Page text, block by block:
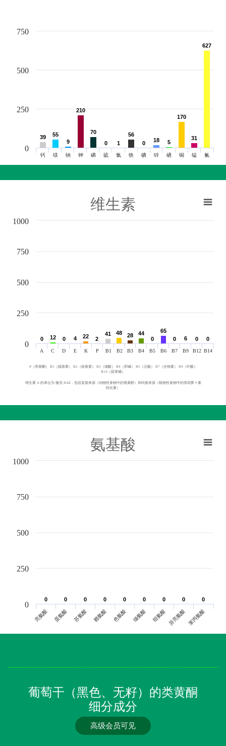
39
39 55
55
9
9
210
210
70
70
0
0 1
1
56
56
0
0 18
18 5
5
170
170
31
31
627
627
钙 镁 钠 钾 磷 硫 氯 铁 碘 锌 硒 铜 锰 氟
0
250
500
750
维生素
0
0 12
12 0
0 4
4 22
22 2
2
41
41 48
48 28
28 44
44
0
0
65
65
0
0 6
6 0
0 0
0
A C D E K P B1 B2 B3 B4 B5 B6 B7 B9 B12 B14
0
250
500
750
1000
P（类黄酮） B1（硫胺素） B2（核黄素） B3（烟酸） B4（胆碱） B5（泛酸） B7（生物素） B9（叶酸）
B14（甜菜碱）
维生素 A 的单位为 微克 RAE，包括直接来源（动物性食物中的视黄醇）和间接来源（植物性食物中的类胡萝卜素
转化量）
氨基酸
0
0 0
0 0
0 0
0 0
0 0
0 0
0 0
0 0
0
亮氨酸 蛋氨酸 苏氨酸 赖氨酸 色氨酸 缬氨酸 组氨酸 异亮氨酸苯丙氨酸
0
250
500
750
1000
葡萄干（黑色、无籽）的类黄酮
细分成分
高级会员可见